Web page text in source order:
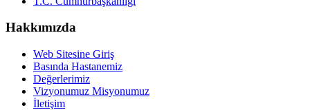
Hakkımızda
Web Sitesine Giriş
Basında Hastanemiz
Değerlerimiz
Vizyonumuz Misyonumuz
İletişim